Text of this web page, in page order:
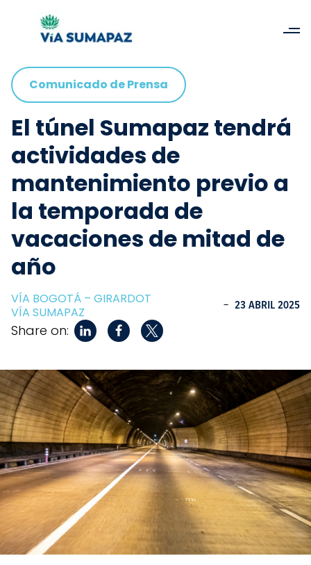
Comunicado de Prensa
El túnel Sumapaz tendrá
actividades de
mantenimiento previo a
la temporada de
vacaciones de mitad de
año
VÍA BOGOTÁ – GIRARDOT
VÍA SUMAPAZ
- 23 ABRIL 2025
Share on: